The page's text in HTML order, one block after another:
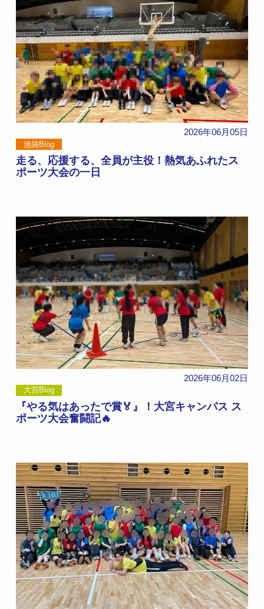
2026年06月05日
池袋Blog
走る、応援する、全員が主役！熱気あふれたス
ポーツ大会の一日
2026年06月02日
大宮Blog
『やる気はあったで賞🏅』！大宮キャンパス ス
ポーツ大会奮闘記🔥